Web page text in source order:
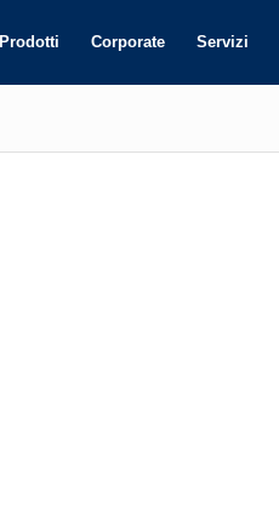
Prodotti Corporate Servizi